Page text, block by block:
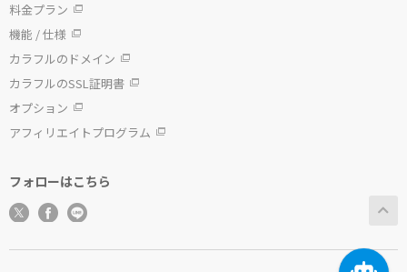
料金プラン
機能 / 仕様
カラフルのドメイン
カラフルのSSL証明書
オプション
アフィリエイトプログラム
フォローはこちら